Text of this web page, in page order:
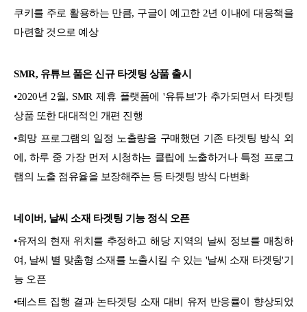
쿠키를 주로 활용하는 만큼, 구글이 예고한 2년 이내에 대응책을
마련할 것으로 예상
SMR, 유튜브 품은 신규 타겟팅 상품 출시
•2020년 2월, SMR 제휴 플랫폼에 '유튜브'가 추가되면서 타겟팅
상품 또한 대대적인 개편 진행
•희망 프로그램의 일정 노출량을 구매했던 기존 타겟팅 방식 외
에, 하루 중 가장 먼저 시청하는 클립에 노출하거나 특정 프로그
램의 노출 점유율을 보장해주는 등 타겟팅 방식 다변화
네이버, 날씨 소재 타겟팅 기능 정식 오픈
•유저의 현재 위치를 추정하고 해당 지역의 날씨 정보를 매칭하
여, 날씨 별 맞춤형 소재를 노출시킬 수 있는 '날씨 소재 타겟팅'기
능 오픈
•테스트 집행 결과 논타겟팅 소재 대비 유저 반응률이 향상되었